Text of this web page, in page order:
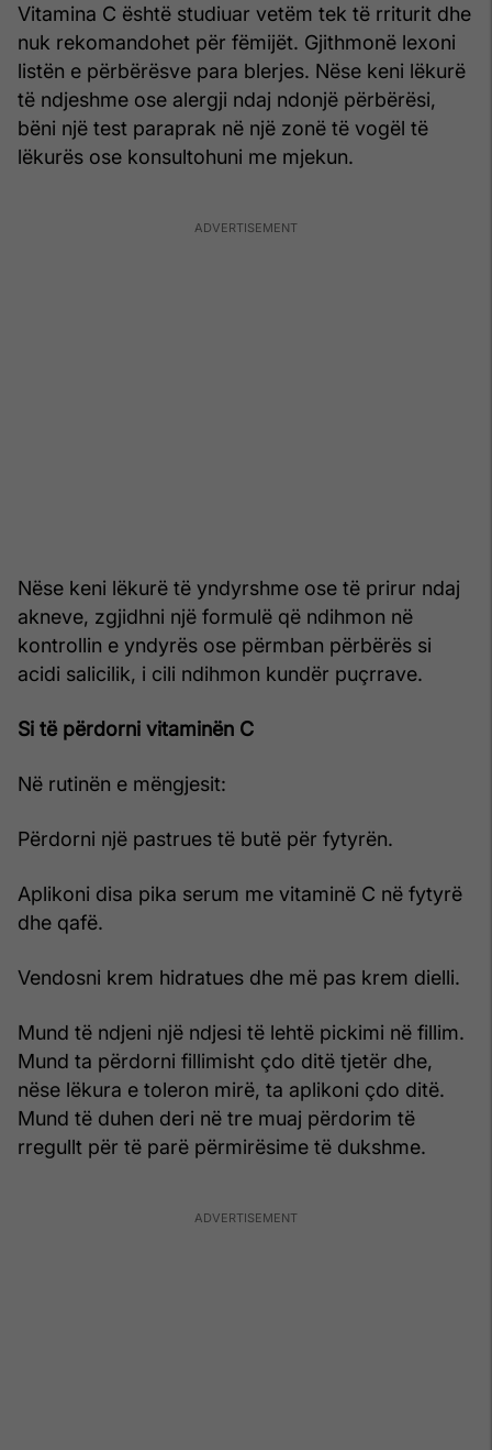
Vitamina C është studiuar vetëm tek të rriturit dhe
nuk rekomandohet për fëmijët. Gjithmonë lexoni
listën e përbërësve para blerjes. Nëse keni lëkurë
të ndjeshme ose alergji ndaj ndonjë përbërësi,
bëni një test paraprak në një zonë të vogël të
lëkurës ose konsultohuni me mjekun.
Nëse keni lëkurë të yndyrshme ose të prirur ndaj
akneve, zgjidhni një formulë që ndihmon në
kontrollin e yndyrës ose përmban përbërës si
acidi salicilik, i cili ndihmon kundër puçrrave.
Si të përdorni vitaminën C
Në rutinën e mëngjesit:
Përdorni një pastrues të butë për fytyrën.
Aplikoni disa pika serum me vitaminë C në fytyrë
dhe qafë.
Vendosni krem hidratues dhe më pas krem dielli.
Mund të ndjeni një ndjesi të lehtë pickimi në fillim.
Mund ta përdorni fillimisht çdo ditë tjetër dhe,
nëse lëkura e toleron mirë, ta aplikoni çdo ditë.
Mund të duhen deri në tre muaj përdorim të
rregullt për të parë përmirësime të dukshme.